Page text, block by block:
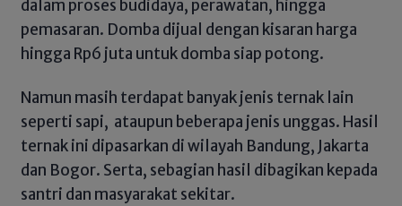
dalam proses budidaya, perawatan, hingga
pemasaran. Domba dijual dengan kisaran harga
hingga Rp6 juta untuk domba siap potong.
Namun masih terdapat banyak jenis ternak lain
seperti sapi, ataupun beberapa jenis unggas. Hasil
ternak ini dipasarkan di wilayah Bandung, Jakarta
dan Bogor. Serta, sebagian hasil dibagikan kepada
santri dan masyarakat sekitar.